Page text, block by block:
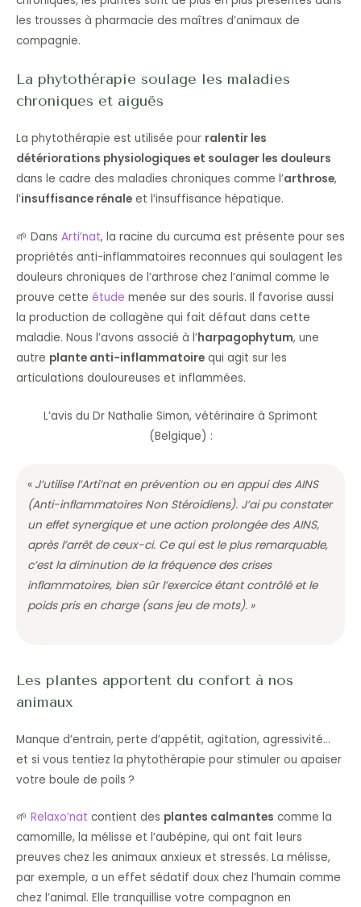
les trousses à pharmacie des maîtres d’animaux de
compagnie.
La phytothérapie soulage les maladies
chroniques et aiguës
La phytothérapie est utilisée pour ralentir les
détériorations physiologiques et soulager les douleurs
dans le cadre des maladies chroniques comme l’arthrose,
l’insuffisance rénale et l’insuffisance hépatique.
🌱 Dans Arti’nat, la racine du curcuma est présente pour ses
propriétés anti-inflammatoires reconnues qui soulagent les
douleurs chroniques de l’arthrose chez l’animal comme le
prouve cette étude menée sur des souris. Il favorise aussi
la production de collagène qui fait défaut dans cette
maladie. Nous l’avons associé à l’harpagophytum, une
autre plante anti-inflammatoire qui agit sur les
articulations douloureuses et inflammées.
L’avis du Dr Nathalie Simon, vétérinaire à Sprimont
(Belgique) :
« J’utilise l’Arti’nat en prévention ou en appui des AINS
(Anti-inflammatoires Non Stéroidiens). J’ai pu constater
un effet synergique et une action prolongée des AINS,
après l’arrêt de ceux-ci. Ce qui est le plus remarquable,
c’est la diminution de la fréquence des crises
inflammatoires, bien sûr l’exercice étant contrôlé et le
poids pris en charge (sans jeu de mots). »
Les plantes apportent du confort à nos
animaux
Manque d’entrain, perte d’appétit, agitation, agressivité…
et si vous tentiez la phytothérapie pour stimuler ou apaiser
votre boule de poils ?
🌱 Relaxo’nat contient des plantes calmantes comme la
camomille, la mélisse et l’aubépine, qui ont fait leurs
preuves chez les animaux anxieux et stressés. La mélisse,
par exemple, a un effet sédatif doux chez l’humain comme
chez l’animal. Elle tranquillise votre compagnon en